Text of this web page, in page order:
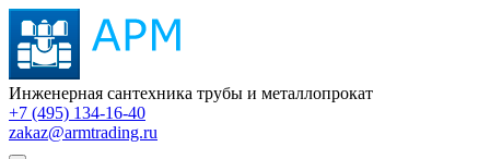
Инженерная сантехника трубы и металлопрокат
+7 (495) 134-16-40
zakaz@armtrading.ru